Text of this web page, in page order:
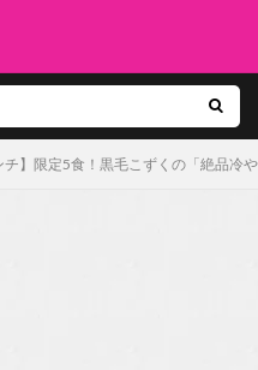
チ】限定5食！黒毛こずくの「絶品